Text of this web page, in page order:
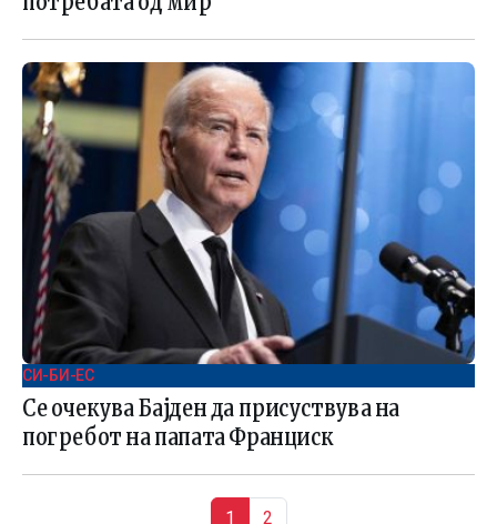
СИ-БИ-ЕС
Се очекува Бајден да присуствува на
погребот на папата Франциск
Current Page
1 Page
2